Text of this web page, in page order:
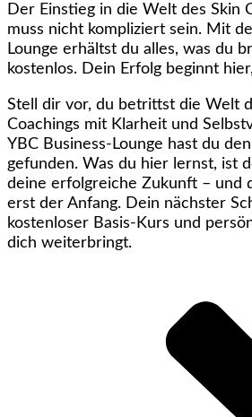
Der Einstieg in die Welt des Skin
muss nicht kompliziert sein. Mit
Lounge erhältst du alles, was du
kostenlos. Dein Erfolg beginnt
Stell dir vor, du betrittst die Welt
Coachings mit Klarheit und
YBC Business-Lounge hast du
gefunden. Was du hier lernst, ist
deine erfolgreiche Zukunft – und
erst der Anfang. Dein nächster
kostenloser Basis-Kurs und
dich weiterbringt.